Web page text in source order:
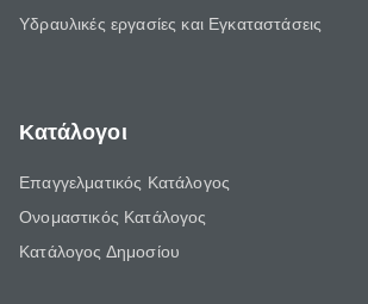
Υδραυλικές εργασίες και Εγκαταστάσεις
Κατάλογοι
Επαγγελματικός Κατάλογος
Ονομαστικός Κατάλογος
Κατάλογος Δημοσίου